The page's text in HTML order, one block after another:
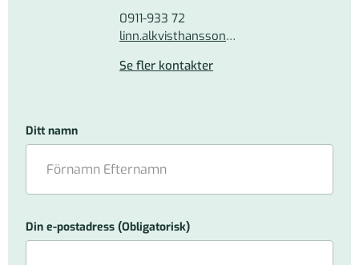
0911-933 72
linn.alkvisthansson@pnf.se
Se fler kontakter
Ditt namn
Din e-postadress (Obligatorisk)